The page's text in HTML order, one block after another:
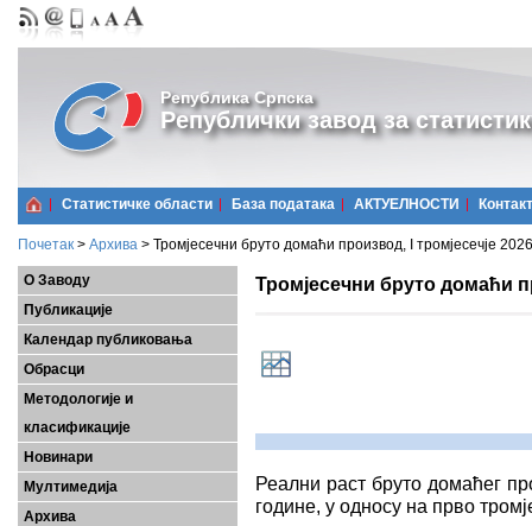
Република Српска
Републички завод за
Статистичке области Базa података АКТУЕЛНОСТИ Контакт
Почетак > Архива > Тромјесечни бруто домаћи производ, I тромјесечје
О Заводу
Публикације
Календар публиковања
Обрасци
Методологије и
класификације
Новинари
Мултимедија
Архива
Тромјесечни бруто домаћи
Реални раст бруто домаћег
године, у односу на прво